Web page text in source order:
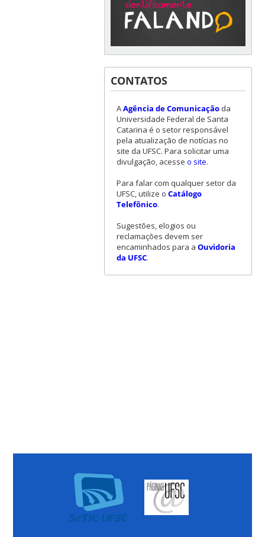
CONTATOS
AAgência de Comunicaçãoda
Universidade Federal de Santa
Catarina é o setor responsável
pela atualização de notícias no
site da UFSC. Para solicitar uma
divulgação, acesse o site.
Para falar com qualquer setor da
UFSC, utilize o Catálogo
Telefônico.
Sugestões, elogios ou
reclamações devem ser
encaminhados para a Ouvidoria
da UFSC.